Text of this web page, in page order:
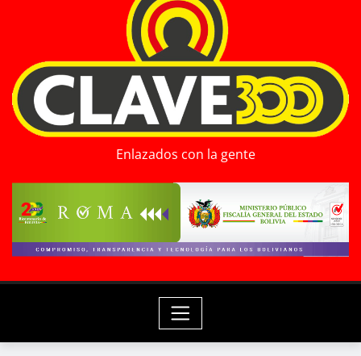
Enlazados con la gente